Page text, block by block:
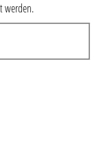
werden.